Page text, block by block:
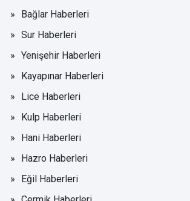
Bağlar Haberleri
Sur Haberleri
Yenişehir Haberleri
Kayapınar Haberleri
Lice Haberleri
Kulp Haberleri
Hani Haberleri
Hazro Haberleri
Eğil Haberleri